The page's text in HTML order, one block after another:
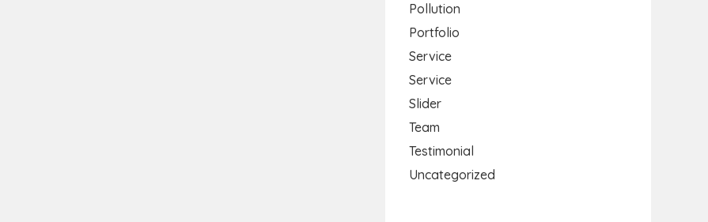
Pollution
Portfolio
Service
Service
Slider
Team
Testimonial
Uncategorized